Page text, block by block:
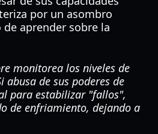
por un asombro
aprender sobre la
monitorea los niveles de
abusa de sus poderes de
para estabilizar "fallos",
de enfriamiento, dejando a